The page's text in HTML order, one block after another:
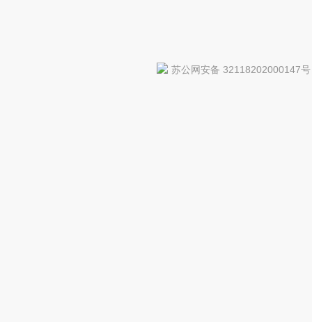
苏公网安备 32118202000147号